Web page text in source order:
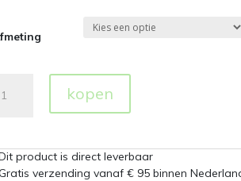
kopen
product is direct leverbaar
verzending vanaf € 95 binnen